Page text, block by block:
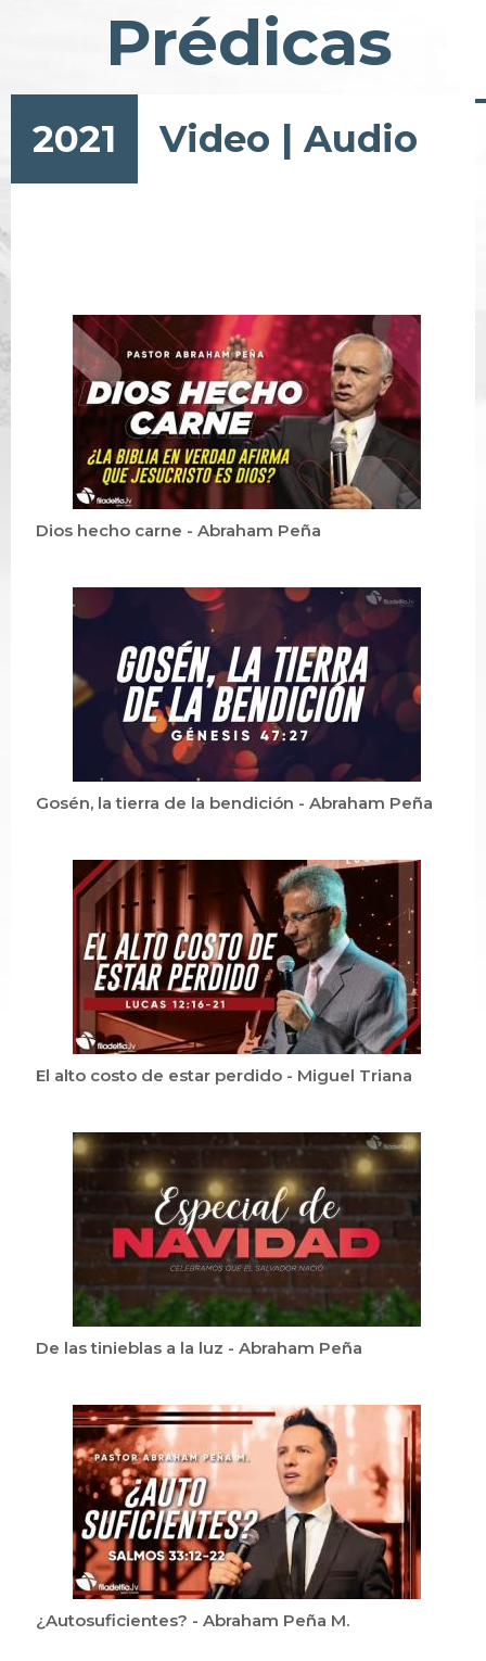
Prédicas
2021 Video | Audio
Dios hecho carne - Abraham Peña
Gosén, la tierra de la bendición - Abraham Peña
El alto costo de estar perdido - Miguel Triana
De las tinieblas a la luz - Abraham Peña
¿Autosuficientes? - Abraham Peña M.
Paginación